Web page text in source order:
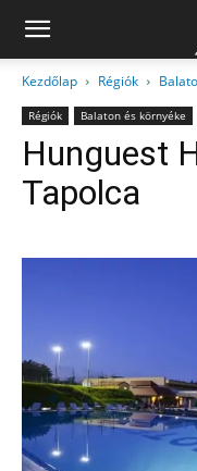
Kezdőlap Régiók
Régiók Balaton és környéke
Hunguest
Tapolca